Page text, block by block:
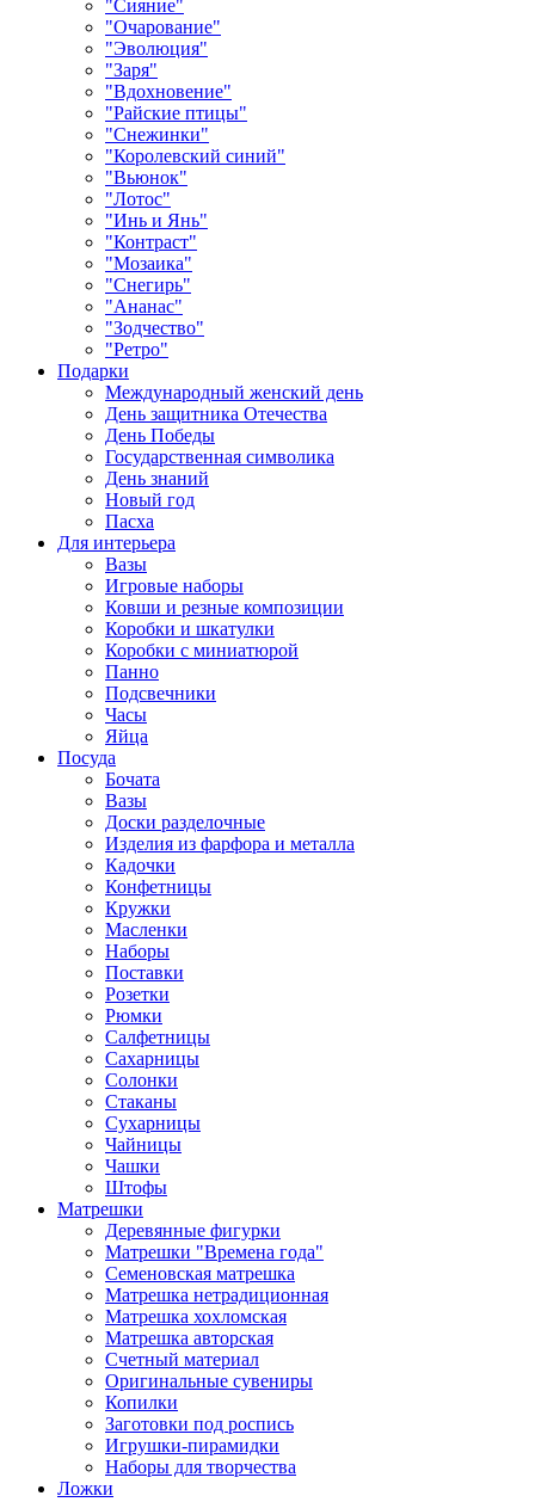
"Сияние"
"Очарование"
"Эволюция"
"Заря"
"Вдохновение"
"Райские птицы"
"Снежинки"
"Королевский синий"
"Вьюнок"
"Лотос"
"Инь и Янь"
"Контраст"
"Мозаика"
"Снегирь"
"Ананас"
"Зодчество"
"Ретро"
Подарки
Международный женский день
День защитника Отечества
День Победы
Государственная символика
День знаний
Новый год
Пасха
Для интерьера
Вазы
Игровые наборы
Ковши и резные композиции
Коробки и шкатулки
Коробки с миниатюрой
Панно
Подсвечники
Часы
Яйца
Посуда
Бочата
Вазы
Доски разделочные
Изделия из фарфора и металла
Кадочки
Конфетницы
Кружки
Масленки
Наборы
Поставки
Розетки
Рюмки
Салфетницы
Сахарницы
Солонки
Стаканы
Сухарницы
Чайницы
Чашки
Штофы
Матрешки
Деревянные фигурки
Матрешки "Времена года"
Семеновская матрешка
Матрешка нетрадиционная
Матрешка хохломская
Матрешка авторская
Счетный материал
Оригинальные сувениры
Копилки
Заготовки под роспись
Игрушки-пирамидки
Наборы для творчества
Ложки